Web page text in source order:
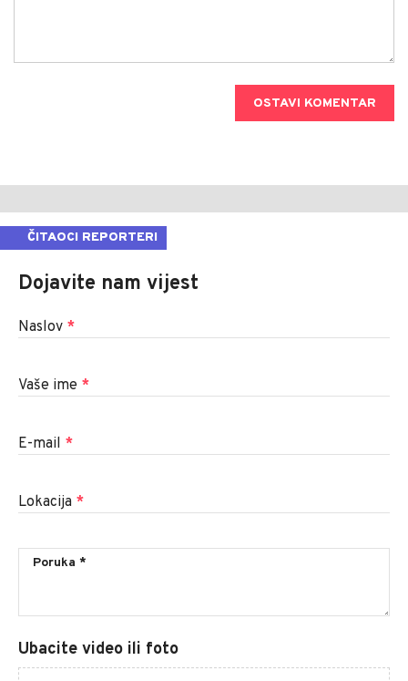
OSTAVI KOMENTAR
ČITAOCI REPORTERI
Dojavite nam vijest
Naslov *
Vaše ime *
E-mail *
Lokacija *
Ubacite video ili foto